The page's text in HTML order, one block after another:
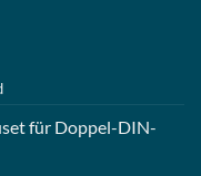
für Doppel-DIN-